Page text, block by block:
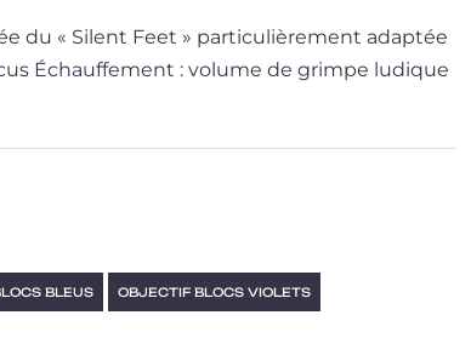
du « Silent Feet » par­ti­cu­liè­re­ment adap­tée
Échauffement : volume de grimpe ludique
BLEUS OBJECTIF BLOCS VIOLETS